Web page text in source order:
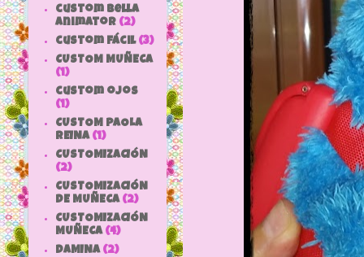
custom bella
animator (2)
custom fácil (3)
CUSTOM MUÑECA
(1)
custom ojos
(1)
CUSTOM PAOLA
REINA (1)
CUSTOMIZACIÓN
(2)
CUSTOMIZACIÓN
DE MUÑECA (2)
CUSTOMIZACIÓN
MUÑECA (4)
DAMINA (2)